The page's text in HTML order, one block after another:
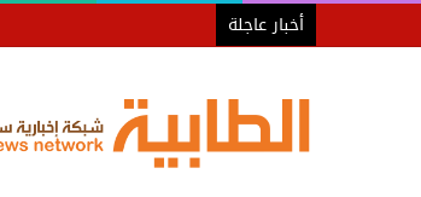
أخبار عاجلة